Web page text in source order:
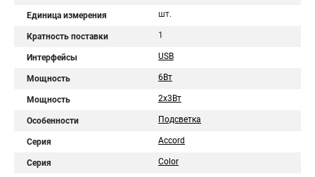
Единица измерения шт.
Кратность поставки 1
Интерфейсы USB
Мощность 6Вт
Мощность 2х3Вт
Особенности Подсветка
Серия Accord
Серия Color